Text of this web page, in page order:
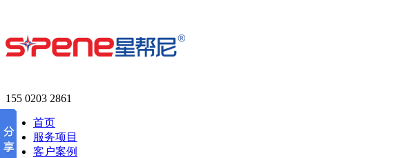
155 0203 2861
首页
服务项目
客户案例